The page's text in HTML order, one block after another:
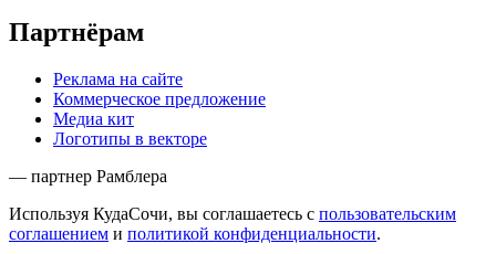
Партнёрам
Реклама на сайте
Коммерческое предложение
Медиа кит
Логотипы в векторе
— партнер Рамблера
Используя КудаСочи, вы соглашаетесь с пользовательским
соглашением и политикой конфиденциальности.